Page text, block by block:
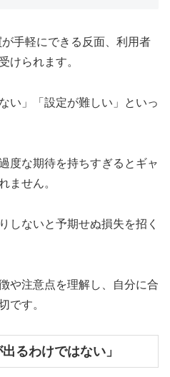
手軽にできる反面、利用者
けられます。
い」「設定が難しい」といっ
度な期待を持ちすぎるとギャ
ません。
しないと予期せぬ損失を招く
や注意点を理解し、自分に合
です。
るわけではない」